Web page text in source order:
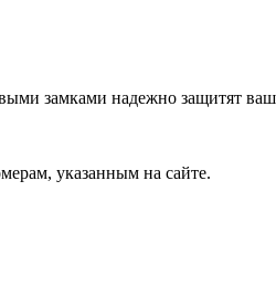
замками надежно защитят
указанным на сайте.